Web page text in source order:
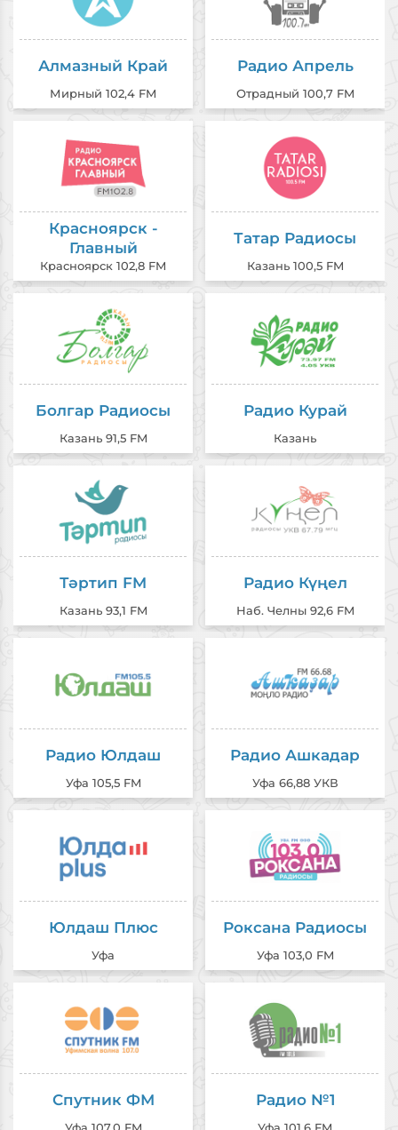
Алмазный Край
Мирный 102,4 FM
Радио Апрель
Отрадный 100,7 FM
Красноярск -
Главный
Красноярск 102,8 FM
Татар Радиосы
Казань 100,5 FM
Болгар Радиосы
Казань 91,5 FM
Радио Курай
Казань
Тәртип FM
Казань 93,1 FM
Радио Күңел
Наб. Челны 92,6 FM
Радио Юлдаш
Уфа 105,5 FM
Радио Ашкадар
Уфа 66,88 УКВ
Юлдаш Плюс
Уфа
Роксана Радиосы
Уфа 103,0 FM
Спутник ФМ Радио №1